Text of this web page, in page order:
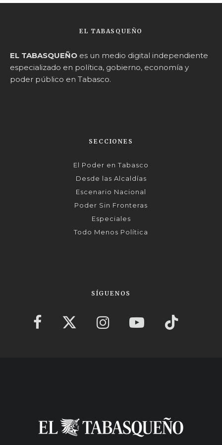
EL TABASQUEÑO
EL TABASQUEÑO es un medio digital independiente
especializado en política, gobierno, economía y
poder público en Tabasco.
SECCIONES
El Poder en Tabasco
Desde las Alcaldías
Escenario Nacional
Poder Sin Fronteras
Especiales
Todo Menos Política
SÍGUENOS